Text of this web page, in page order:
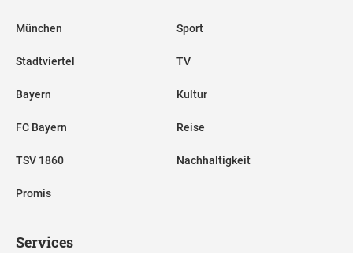
München
Stadtviertel
Bayern
FC Bayern
TSV 1860
Promis
Sport
TV
Kultur
Reise
Nachhaltigkeit
Services